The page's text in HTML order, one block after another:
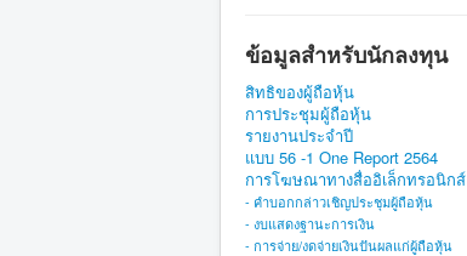
ข้อมูลสำหรับนักลงทุน
สิทธิของผู้ถือหุ้น
การประชุมผู้ถือหุ้น
รายงานประจำปี
แบบ 56 -1 One Report 2564
การโฆษณาทางสื่ออิเล็กทรอนิกส์
- คำบอกกล่าวเชิญประชุมผู้ถือหุ้น
- งบแสดงฐานะการเงิน
- การจ่าย/งดจ่ายเงินปันผลแก่ผู้ถือหุ้น